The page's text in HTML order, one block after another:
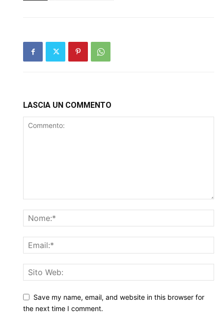
LASCIA UN COMMENTO
Save my name, email, and website in this browser for
the next time I comment.